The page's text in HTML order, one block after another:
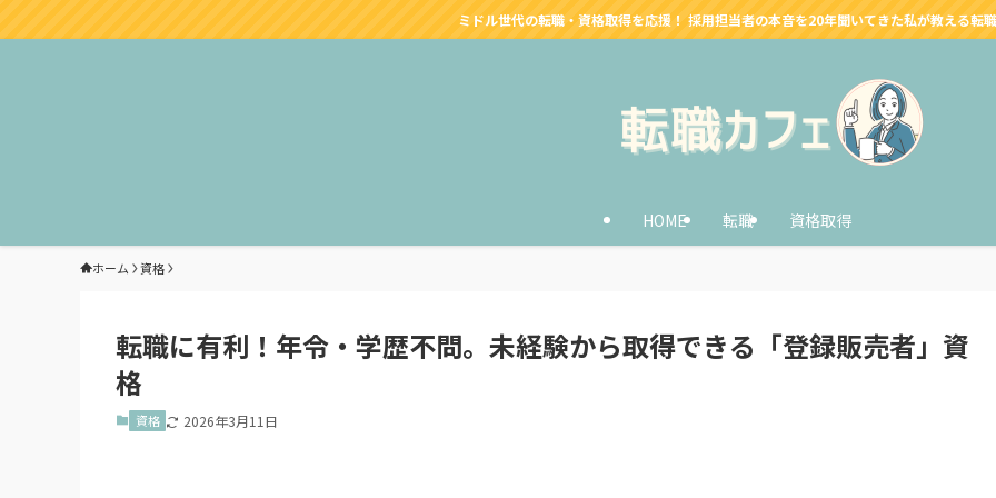
ミドル世代の転職・資格取得を応援！ 採用担当者の本音を20年聞いてきた私が教える転
HOME 転職 資格取得
ホーム 資格
転職に有利！年令・学歴不問。未経験から取得できる「登録販売者」資
格
資格 2026年3月11日